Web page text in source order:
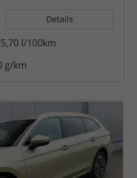
Details
5,70 l/100km
g/km